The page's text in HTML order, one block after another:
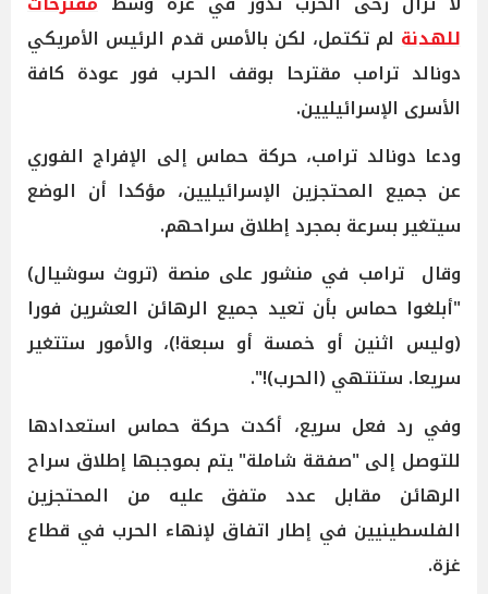
للهدنة لم تكتمل، لكن بالأمس قدم الرئيس الأمريكي
دونالد ترامب مقترحا بوقف الحرب فور عودة كافة
الأسرى الإسرائيليين.
ودعا دونالد ترامب، حركة حماس إلى الإفراج الفوري
عن جميع المحتجزين الإسرائيليين، مؤكدا أن الوضع
سيتغير بسرعة بمجرد إطلاق سراحهم.
وقال ترامب في منشور على منصة (تروث سوشيال)
"أبلغوا حماس بأن تعيد جميع الرهائن العشرين فورا
(وليس اثنين أو خمسة أو سبعة!)، والأمور ستتغير
سريعا. ستنتهي (الحرب)!".
وفي رد فعل سريع، أكدت حركة حماس استعدادها
للتوصل إلى "صفقة شاملة" يتم بموجبها إطلاق سراح
الرهائن مقابل عدد متفق عليه من المحتجزين
الفلسطينيين في إطار اتفاق لإنهاء الحرب في قطاع
غزة.